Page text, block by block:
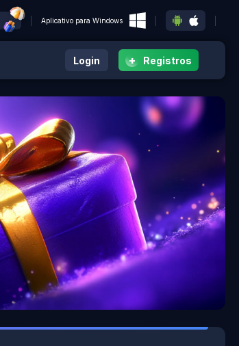
Aplicativo para Windows
Login + Registros